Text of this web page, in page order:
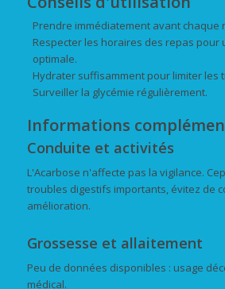
Prendre immédiatement avant chaque
Respecter les horaires des repas pour
optimale.
Hydrater suffisamment pour limiter les
Surveiller la glycémie régulièrement.
Informations
Conduite et activités
L'Acarbose n'affecte pas la vigilance.
troubles digestifs importants, évitez de
amélioration.
Grossesse et allaitement
Peu de données disponibles : usage
médical.